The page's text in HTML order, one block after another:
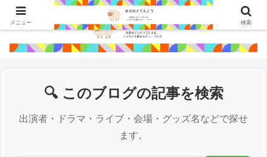
🔍 このブログの記事を検索
出演者・ドラマ・ライブ・会場・グッズ名などで探せ
ます。
メニュー 検索